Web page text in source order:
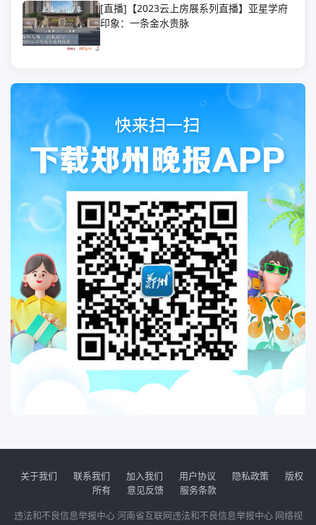
[直播]【2023云上房展系列直播】亚星学府
印象：一条金水贵脉
关于我们 联系我们 加入我们 用户协议 隐私政策
版权
所有
意见反馈
服务条款
违法和不良信息举报中心河南省互联网违法和不良信息举报中心 网络视